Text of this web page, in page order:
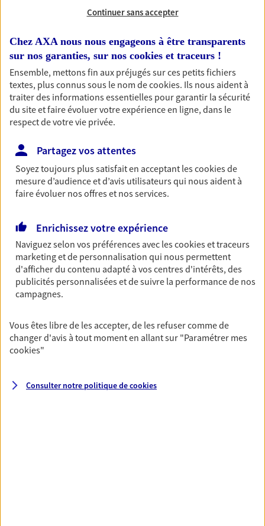
Compte bancaire
Un compte bancaire qui vous accompagne au
quotidien, une appli intelligente à consulter au
jour le jour.
Découvrir l'offre Compte bancaire
Multirisque Entreprise
Gagnez en simplicité et en sérénité avec votre
unique pour protéger vos locaux, matériels pro,
équipements et stocks… sans oublier votre
responsabilité civile.
Découvrir l'offre Multirisque Entreprise
VOIR TOUTES NOS OFFRES
Continuer sans accepter
Chez AXA nous nous engageons à être transparents
sur nos garanties, sur nos cookies et traceurs !
Ensemble, mettons fin aux préjugés sur ces petits fichiers
textes, plus connus sous le nom decookies. Ils nous aident à
traiter des informations essentielles pour garantir la sécurité
du site et faire évoluer votre expérience en ligne, dans le
respect de votre vie privée.
Partagez vos attentes
Soyez toujours plus satisfait en acceptant lescookiesde
mesure d’audience et d’avis utilisateurs qui nous aident à
faire évoluer nos offres et nos services.
Enrichissez votre expérience
Naviguez selon vos préférences avec lescookies et traceurs
marketing et de personnalisation qui nous permettent
d'afficher du contenu adapté à vos centres d'intérêts, des
publicités personnalisées et de suivre la performance de nos
campagnes.
Vous êtes libre de les accepter, de les refuser comme de
changer d'avis à tout moment en allant sur "Paramétrer mes
cookies"
Consulter notre politique decookies